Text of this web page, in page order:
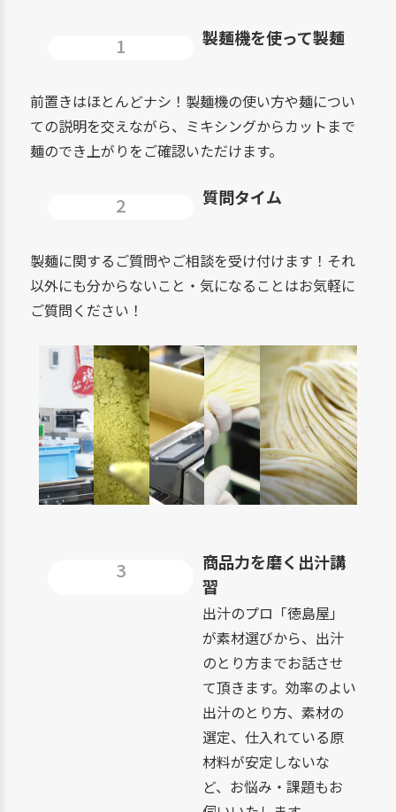
1 製麺機を使って製麺
前置きはほとんどナシ！製麺機の使い方や麺につい
ての説明を交えながら、ミキシングからカットまで
麺のでき上がりをご確認いただけます。
2 質問タイム
製麺に関するご質問やご相談を受け付けます！それ
以外にも分からないこと・気になることはお気軽に
ご質問ください！
3
商品力を磨く出汁講
習
出汁のプロ「徳島屋」
が素材選びから、出汁
のとり方までお話させ
て頂きます。効率のよい
出汁のとり方、素材の
選定、仕入れている原
材料が安定しないな
ど、お悩み・課題もお